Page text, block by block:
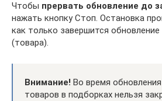
Чтобы прервать обновление до
нажать кнопку Стоп. Остановка
как только завершится
(товара).
Внимание! Во время
товаров в подборках нельзя